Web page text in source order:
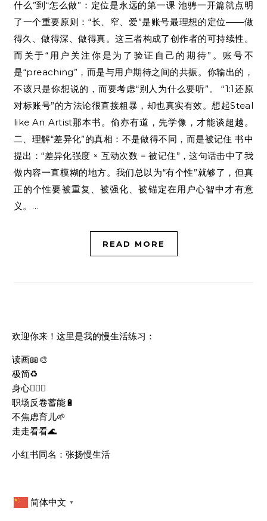
什么”到“怎么做”：定位是永远的第一课 池骋一开篇就点明
了一个重要原则：“长、窄、爱”是账号最理想的定位——做
得久、做得深、做得真。这三者构成了创作者的可持续性。
而关于“用户关注你是为了验证自己的期待”。账号不
是“preaching”，而是与用户期待之间的共振。你输出的，
不该只是你想说的，而要考虑“别人为什么要听”。 “1:1还原
对标账号”的方法论很直接粗暴，却也真实有效。想起Steal
like An Artist那本书。偷亦有道，先学像，才能谈超越。
二、理解“差异化”的真相：不是做得不同，而是被记住 书中
提出：“差异化强度 × 互动次数 = 被记住”，这句话击中了我
做内容一直模糊的地方。我们总以为“有个性”就够了，但真
正的个性要被重复、被强化、被锚定在用户心智中才有意
义。…
READ MORE
欢迎你来！这里是我的慢生活练习：
读画📖🎨
极简♻️
身心🧘🏻‍♀️
职场反卷蓄能🔋
不焦虑育儿🌱
走走看看🌊
小红书同名：张扬慢生活
简体中文 ▼